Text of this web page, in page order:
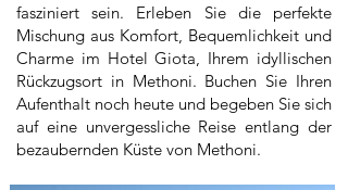
fasziniert sein. Erleben Sie die perfekte
Mischung aus Komfort, Bequemlichkeit und
Charme im Hotel Giota, Ihrem idyllischen
Rückzugsort in Methoni. Buchen Sie Ihren
Aufenthalt noch heute und begeben Sie sich
auf eine unvergessliche Reise entlang der
bezaubernden Küste von Methoni.